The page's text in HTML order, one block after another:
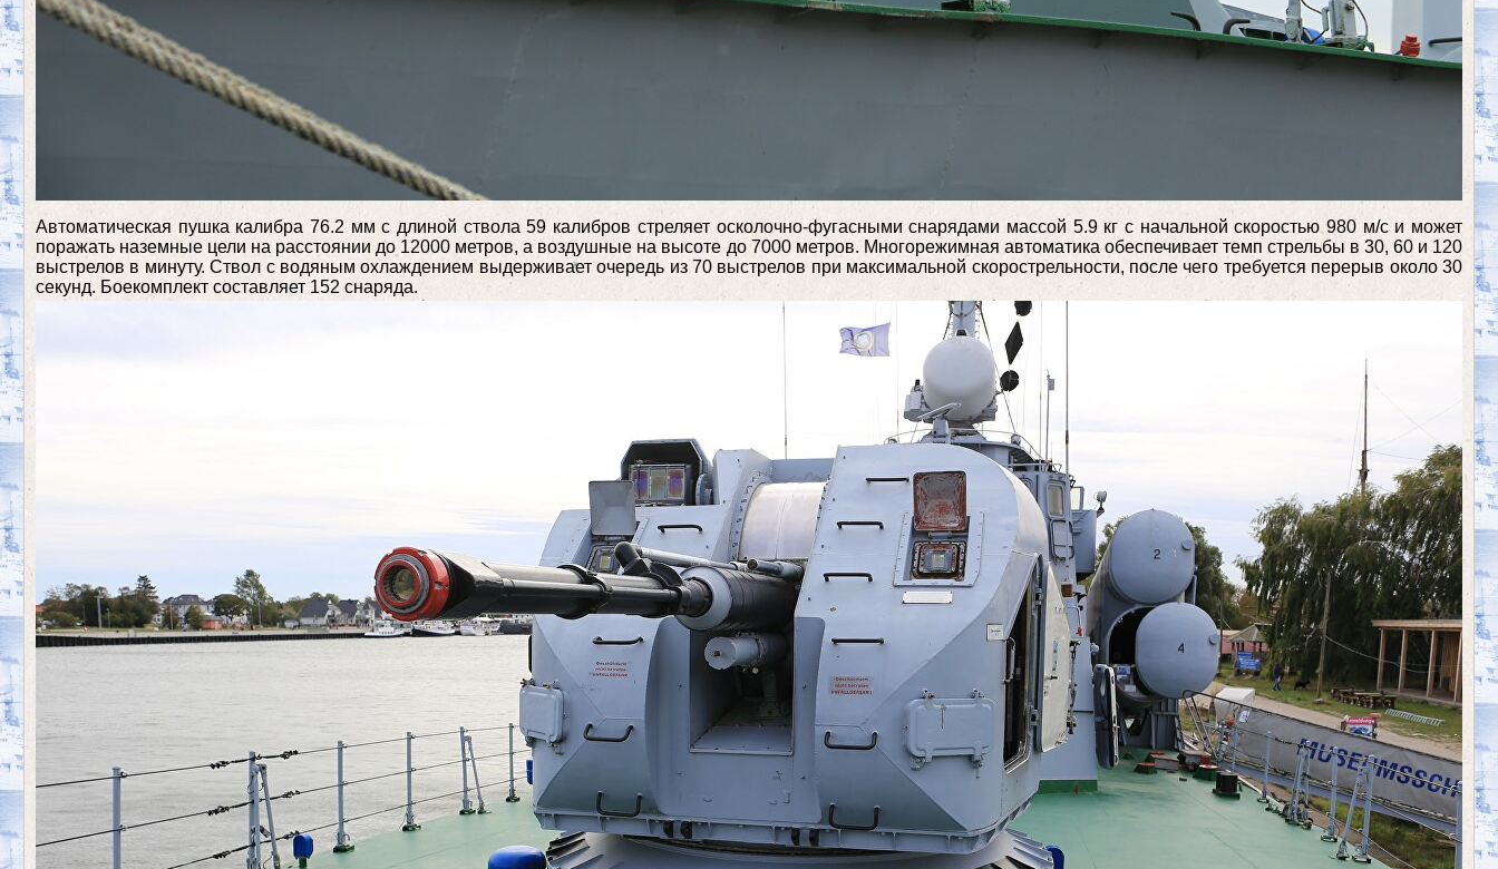
Автоматическая пушка калибра 76.2 мм с длиной ствола 59 калибров стреляет осколочно-фугасными снарядами массой 5.9 кг с начальной скоростью 980 м/с и может
поражать наземные цели на расстоянии до 12000 метров, а воздушные на высоте до 7000 метров. Многорежимная автоматика обеспечивает темп стрельбы в 30, 60 и 120
выстрелов в минуту. Ствол с водяным охлаждением выдерживает очередь из 70 выстрелов при максимальной скорострельности, после чего требуется перерыв около 30
секунд. Боекомплект составляет 152 снаряда.